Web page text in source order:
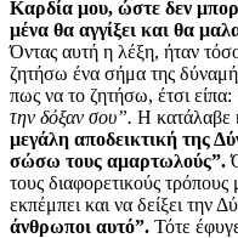
Καρδία μου, ώστε δεν
μένα θα αγγίξει και θα
Όντας αυτή η λέξη, ήταν
ζητήσω ένα σήμα της
πως να το ζητήσω, έτσι είπα:
την δόξαν σου”. Η κατάλαβε
μεγάλη αποδεικτική της
σώσω τους αμαρτωλούς”.
τους διαφορετικούς
εκπέμπει και να δείξει την
άνθρωποι αυτό”. Τότε